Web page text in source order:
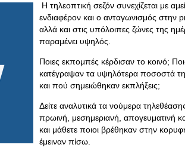
Η τηλεοπτική σεζόν συνεχίζεται με
ενδιαφέρον και ο ανταγωνισμός στην
αλλά και στις υπόλοιπες ζώνες της
παραμένει υψηλός.
Ποιες εκπομπές κέρδισαν το κοινό;
κατέγραψαν τα υψηλότερα ποσοστά
και πού σημειώθηκαν εκπλήξεις;
Δείτε αναλυτικά τα νούμερα
πρωινή, μεσημεριανή, απογευματινή
και μάθετε ποιοι βρέθηκαν στην
έμειναν πίσω.